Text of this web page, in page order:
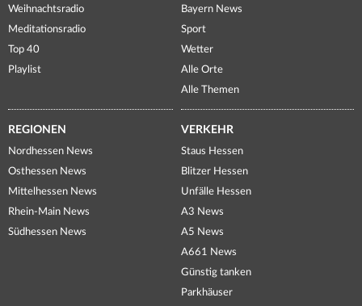
Weihnachtsradio
Meditationsradio
Top 40
Playlist
Bayern News
Sport
Wetter
Alle Orte
Alle Themen
REGIONEN
Nordhessen News
Osthessen News
Mittelhessen News
Rhein-Main News
Südhessen News
VERKEHR
Staus Hessen
Blitzer Hessen
Unfälle Hessen
A3 News
A5 News
A661 News
Günstig tanken
Parkhäuser